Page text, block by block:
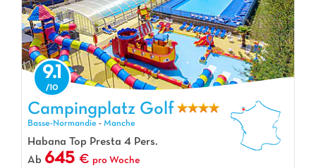
Campingplatz Golf, Campingplatz Basse-Normandie
9.1
Campingplatz Golf
Basse-Normandie - Manche
Habana Top Presta 4 Pers.
Ab 645 pro Woche